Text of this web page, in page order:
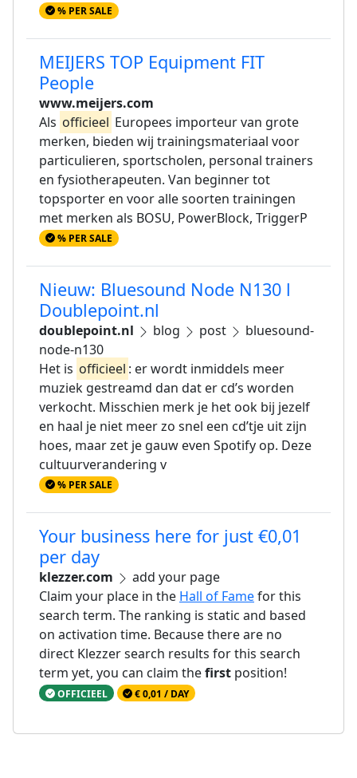
% PER SALE
MEIJERS TOP Equipment FIT
People
www.meijers.com
Als officieel Europees importeur van grote
merken, bieden wij trainingsmateriaal voor
particulieren, sportscholen, personal trainers
en fysiotherapeuten. Van beginner tot
topsporter en voor alle soorten trainingen
met merken als BOSU, PowerBlock, TriggerP
% PER SALE
Nieuw: Bluesound Node N130 l
Doublepoint.nl
doublepoint.nl blog post
bluesound-
node-n130
Het is officieel : er wordt inmiddels meer
muziek gestreamd dan dat er cd’s worden
verkocht. Misschien merk je het ook bij jezelf
en haal je niet meer zo snel een cd’tje uit zijn
hoes, maar zet je gauw even Spotify op. Deze
cultuurverandering v
% PER SALE
Your business here for just €0,01
per day
klezzer.com
add your page
Claim your place in the Hall of Famefor this
search term. The ranking is static and based
on activation time. Because there are no
direct Klezzer search results for this search
term yet, you can claim thefirst position!
OFFICIEEL € 0,01 / DAY